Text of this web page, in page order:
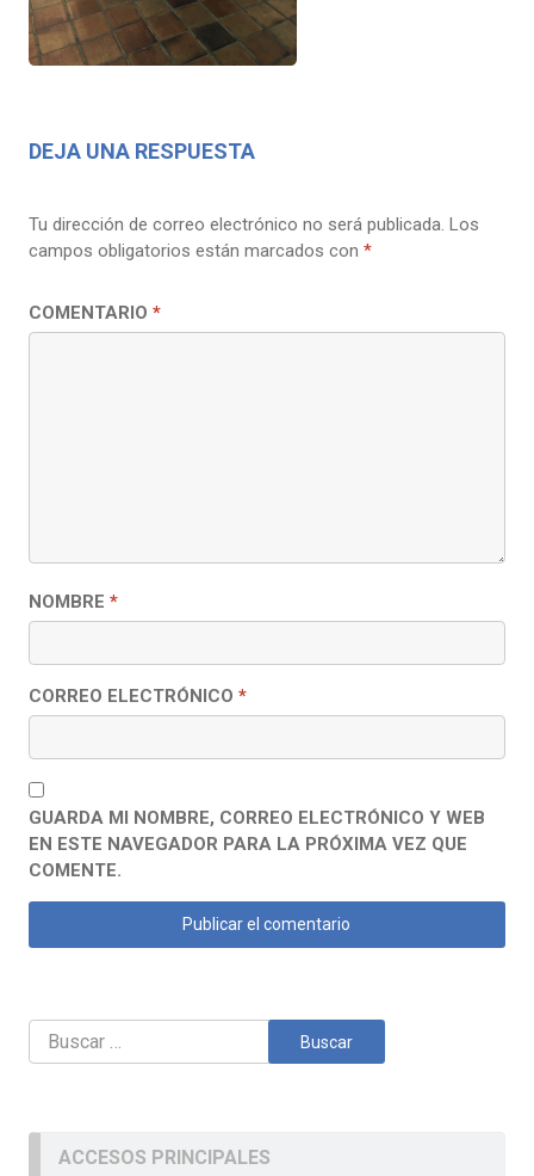
DEJA UNA RESPUESTA
Tu dirección de correo electrónico no será publicada. Los
campos obligatorios están marcados con *
COMENTARIO *
NOMBRE *
CORREO ELECTRÓNICO *
GUARDA MI NOMBRE, CORREO ELECTRÓNICO Y WEB
EN ESTE NAVEGADOR PARA LA PRÓXIMA VEZ QUE
COMENTE.
Buscar:
ACCESOS PRINCIPALES